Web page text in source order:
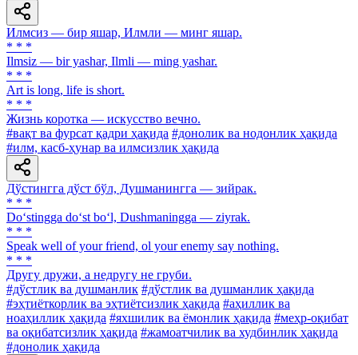
Илмсиз — бир яшар, Илмли — минг яшар.
* * *
Ilmsiz — bir yashar, Ilmli — ming yashar.
* * *
Art is long, life is short.
* * *
Жизнь коротка — искусство вечно.
#вақт ва фурсат қадри ҳақида #донолик ва нодонлик ҳақида
#илм, касб-ҳунар ва илмсизлик ҳақида
Дўстингга дўст бўл, Душманингга — зийрак.
* * *
Do‘stingga do‘st bo‘l, Dushmaningga — ziyrak.
* * *
Speak well of your friend, ol your enemy say nothing.
* * *
Другу дружи, а недругу не груби.
#дўстлик ва душманлик #дўстлик ва душманлик ҳақида
#эҳтиёткорлик ва эҳтиётсизлик ҳақида #аҳиллик ва
ноаҳиллик ҳақида #яхшилик ва ёмонлик ҳақида #меҳр-оқибат
ва оқибатсизлик ҳақида #жамоатчилик ва худбинлик ҳақида
#донолик ҳақида